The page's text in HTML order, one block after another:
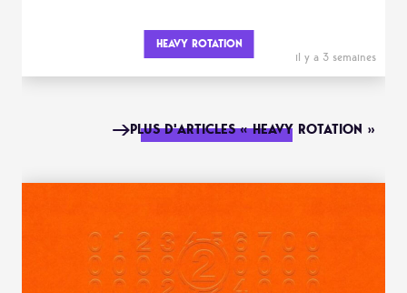
HEAVY ROTATION
il y a 3 semaines
PLUS D'ARTICLES « HEAVY ROTATION »